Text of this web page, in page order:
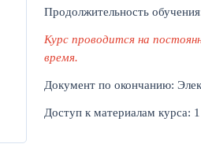
Продолжительность
Курс проводится на
время.
Документ по окончанию:
Доступ к материалам курса: